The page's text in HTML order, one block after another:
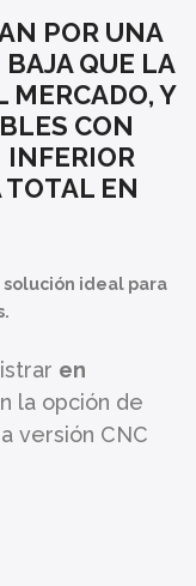
POR UNA
QUE LA
MERCADO, Y
CON
INFERIOR
TOTAL EN
solución ideal para
en
la opción de
versión CNC